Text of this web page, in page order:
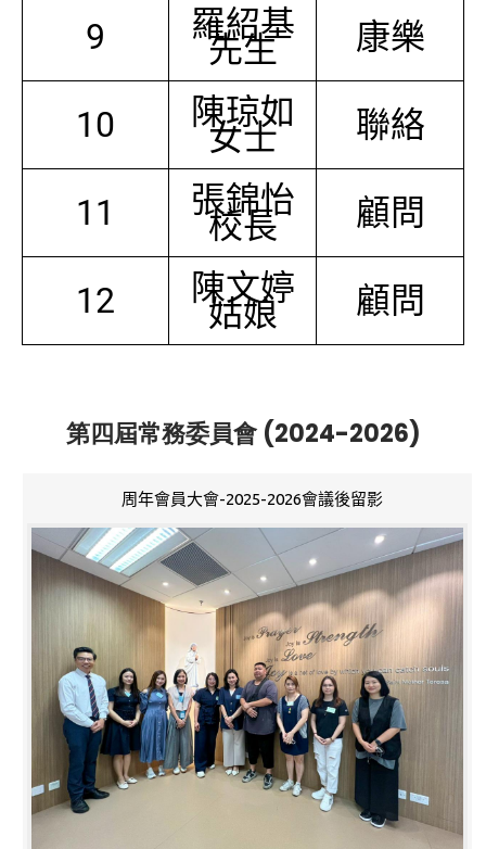
9 羅紹基
先生 康樂
10 陳琼如
女士 聯絡
11 張錦怡
校長 顧問
12 陳文婷
姑娘 顧問
第四屆常務委員會 (2024-2026)
周年會員大會-2025-2026會議後留影